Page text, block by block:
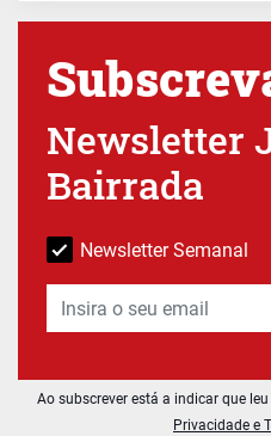
Newsletter
Bairrada
Newsletter Semanal
Ao subscrever está a indicar que
Privacidade e